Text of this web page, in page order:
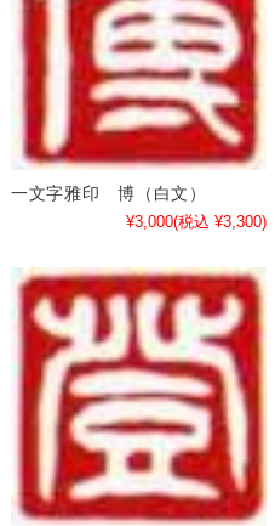
一文字雅印 博（白文）
¥3,000(税込 ¥3,300)